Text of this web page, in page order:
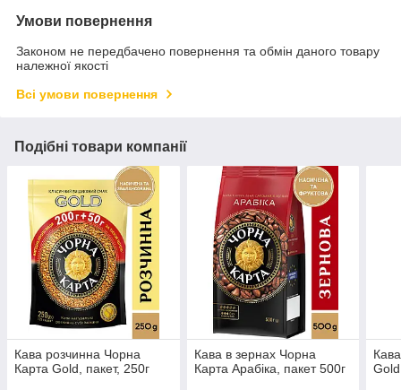
Умови повернення
Законом не передбачено повернення та обмін даного товару
належної якості
Всі умови повернення
Подібні товари компанії
Кава розчинна Чорна
Карта Gold, пакет, 250г
Кава в зернах Чорна
Карта Арабіка, пакет 500г